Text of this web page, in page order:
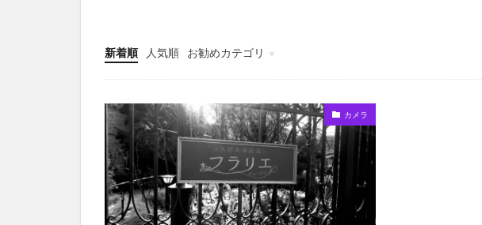
新着順 人気順
お勧めカテゴリ
ブログ作成
カメラ